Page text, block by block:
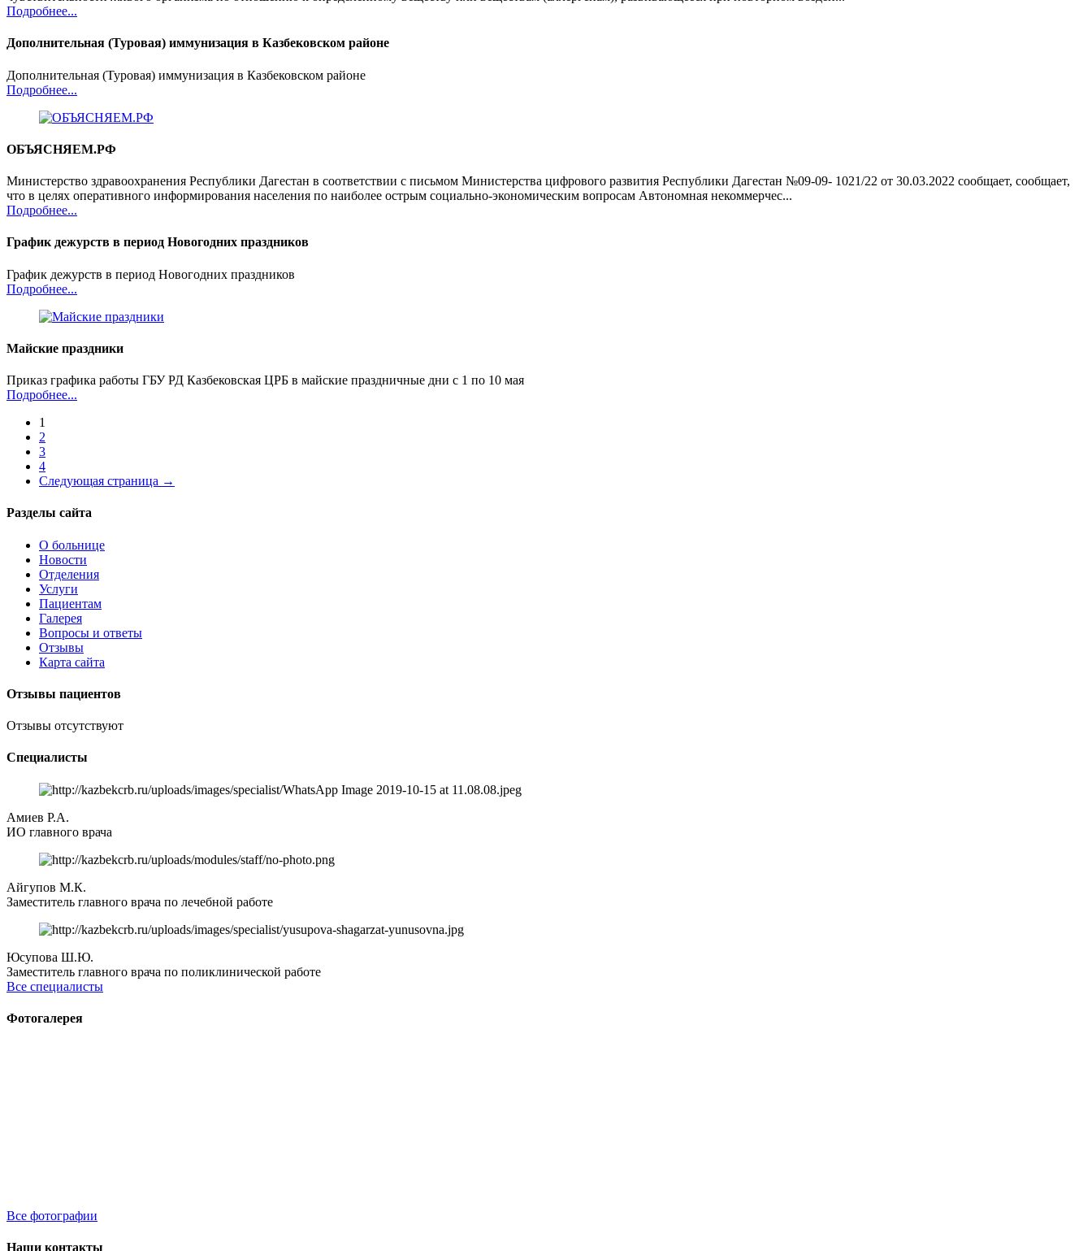
Подробнее...
Дополнительная (Туровая) иммунизация в Казбековском районе
Дополнительная (Туровая) иммунизация в Казбековском районе
Подробнее...
ОБЪЯСНЯЕМ.РФ
Министерство здравоохранения Республики Дагестан в соответствии с письмом Министерства цифрового развития Республики Дагестан №09-09- 1021/22 от 30.03.2022 сообщает, сообщает,
что в целях оперативного информирования населения по наиболее острым социально-экономическим вопросам Автономная некоммерчес...
Подробнее...
График дежурств в период Новогодних праздников
График дежурств в период Новогодних праздников
Подробнее...
Майские праздники
Приказ графика работы ГБУ РД Казбековская ЦРБ в майские праздничные дни с 1 по 10 мая
Подробнее...
1
2
3
4
Следующая страница →
Разделы сайта
О больнице
Новости
Отделения
Услуги
Пациентам
Галерея
Вопросы и ответы
Отзывы
Карта сайта
Отзывы пациентов
Отзывы отсутствуют
Специалисты
Амиев Р.А.
ИО главного врача
Айгупов М.К.
Заместитель главного врача по лечебной работе
Юсупова Ш.Ю.
Заместитель главного врача по поликлинической работе
Все специалисты
Фотогалерея
Все фотографии
Наши контакты